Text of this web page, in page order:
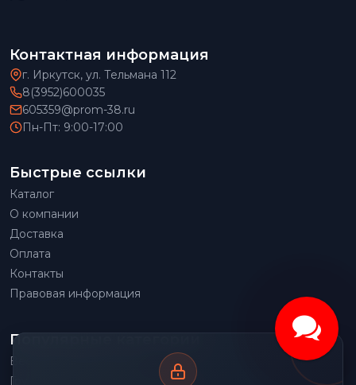
Контактная информация
г. Иркутск, ул. Тельмана 112
8(3952)600035
605359@prom-38.ru
Пн-Пт: 9:00-17:00
Быстрые ссылки
Каталог
О компании
Доставка
Оплата
Контакты
Правовая информация
Популярные категории
Весовое оборудование
Грузоподъемное оборудование